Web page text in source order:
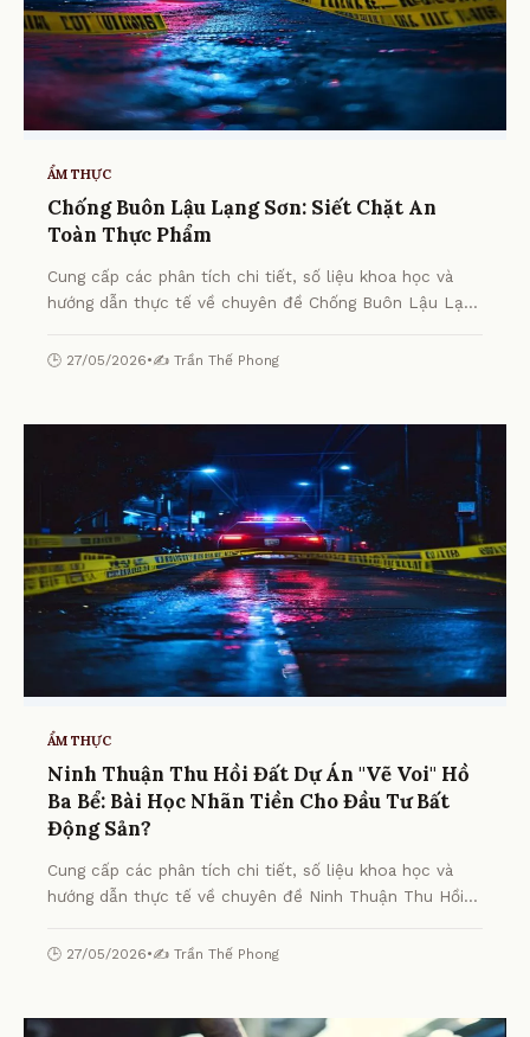
ẨM THỰC
Chống Buôn Lậu Lạng Sơn: Siết Chặt An
Toàn Thực Phẩm
Cung cấp các phân tích chi tiết, số liệu khoa học và
hướng dẫn thực tế về chuyên đề Chống Buôn Lậu Lạng
🕒 27/05/2026•✍️ Trần Thế Phong
ẨM THỰC
Ninh Thuận Thu Hồi Đất Dự Án "Vẽ Voi" Hồ
Ba Bể: Bài Học Nhãn Tiền Cho Đầu Tư Bất
Động Sản?
Cung cấp các phân tích chi tiết, số liệu khoa học và
hướng dẫn thực tế về chuyên đề Ninh Thuận Thu Hồi
Đầu Tư Bất Động Sản? từ chuyên gia.
🕒 27/05/2026•✍️ Trần Thế Phong